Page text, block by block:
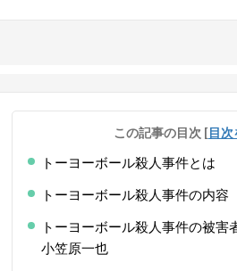
この記事の目次 [目次
トーヨーボール殺人事件とは
トーヨーボール殺人事件の内容
トーヨーボール殺人事件の被害
小笠原一也